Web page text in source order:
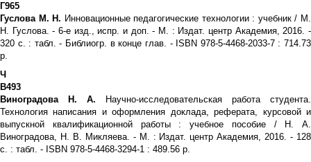
Г965
Гуслова М. Н. Инновационные педагогические технологии : учебник / М.
Н. Гуслова. - 6-е изд., испр. и доп. - М. : Издат. центр Академия, 2016. -
320 с. : табл. - Библиогр. в конце глав. - ISBN 978-5-4468-2033-7 : 714.73
р.
Ч
В493
Виноградова Н. А. Научно-исследовательская работа студента.
Технология написания и оформления доклада, реферата, курсовой и
выпускной квалификационной работы : учебное пособие / Н. А.
Виноградова, Н. В. Микляева. - М. : Издат. центр Академия, 2016. - 128
с. : табл. - ISBN 978-5-4468-3294-1 : 489.56 р.